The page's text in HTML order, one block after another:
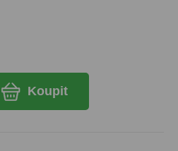
Koupit